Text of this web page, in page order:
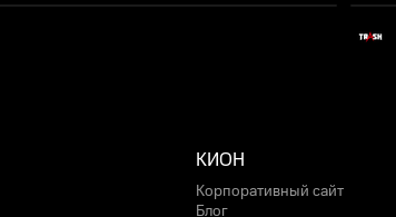
КИОН
Корпоративный сайт
Блог